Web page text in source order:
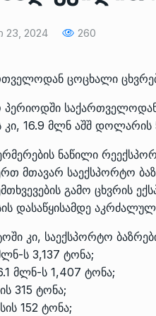
23, 2024 260
ცოცხალი
პერიოდში
კი, 16.9 მლნ აშშ დოლარის
ნაწილი
მთავარ საექსპორტო
გამო ცხვრის
დასაწყისამდე
კი, საექსპორტო
ს 3,137 ტონა;
მლნ-ს 1,407 ტონა;
315 ტონა;
152 ტონა;
საქართველოს რკინიგზის
თბილისის ზაქარია
ოპერისა და
13/05/2022
ზაქარია
ოპერისა და
13/05/2022